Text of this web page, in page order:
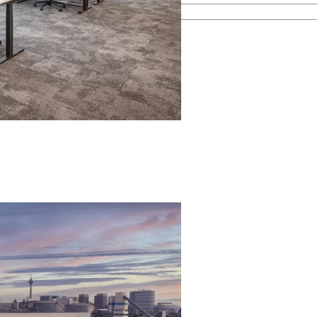
Immobilienprozess.
kennen.